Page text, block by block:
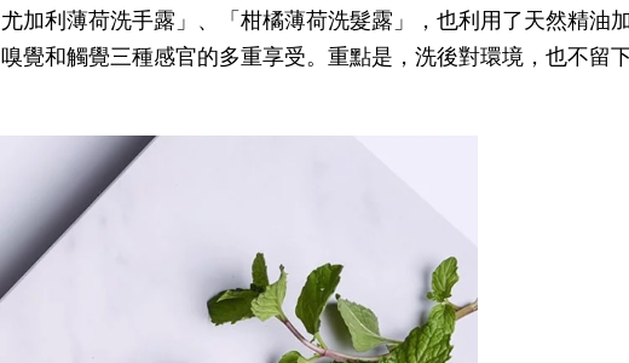
加利薄荷洗手露」、「柑橘薄荷洗髮露」，也利用了天然精油
覺和觸覺三種感官的多重享受。重點是，洗後對環境，也不留